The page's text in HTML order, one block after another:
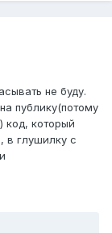
не буду.
публику(потому
код, который
в глушилку с